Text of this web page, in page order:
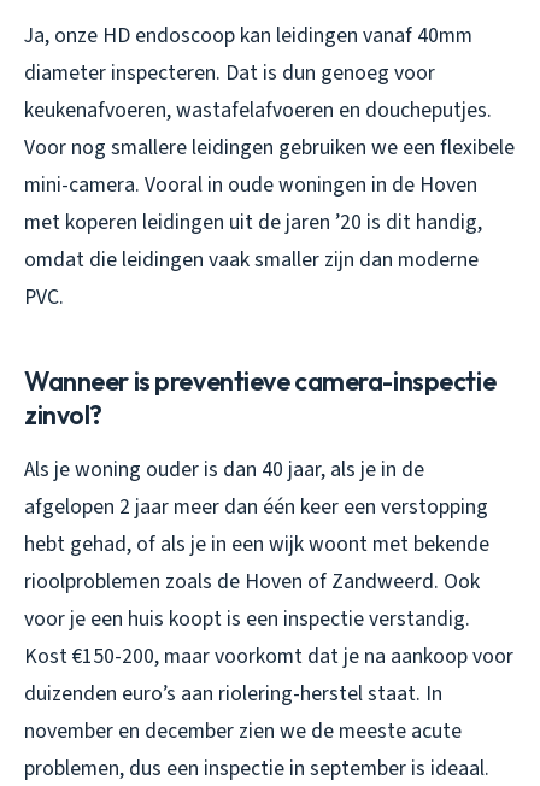
Ja, onze HD endoscoop kan leidingen vanaf 40mm
diameter inspecteren. Dat is dun genoeg voor
keukenafvoeren, wastafelafvoeren en doucheputjes.
Voor nog smallere leidingen gebruiken we een flexibele
mini-camera. Vooral in oude woningen in de Hoven
met koperen leidingen uit de jaren ’20 is dit handig,
omdat die leidingen vaak smaller zijn dan moderne
PVC.
Wanneer is preventieve camera-inspectie
zinvol?
Als je woning ouder is dan 40 jaar, als je in de
afgelopen 2 jaar meer dan één keer een verstopping
hebt gehad, of als je in een wijk woont met bekende
rioolproblemen zoals de Hoven of Zandweerd. Ook
voor je een huis koopt is een inspectie verstandig.
Kost €150-200, maar voorkomt dat je na aankoop voor
duizenden euro’s aan riolering-herstel staat. In
november en december zien we de meeste acute
problemen, dus een inspectie in september is ideaal.